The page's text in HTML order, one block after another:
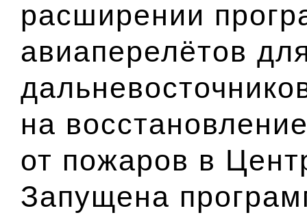
расширении
авиаперелётов
на
от пожаров в
Запущена